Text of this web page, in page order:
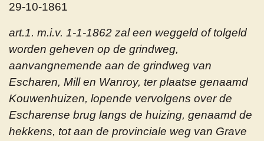
29-10-1861
art.1. m.i.v. 1-1-1862 zal een weggeld of tolgeld
worden geheven op de grindweg,
aanvangnemende aan de grindweg van
Escharen, Mill en Wanroy, ter plaatse genaamd
Kouwenhuizen, lopende vervolgens over de
Escharense brug langs de huizing, genaamd de
hekkens, tot aan de provinciale weg van Grave